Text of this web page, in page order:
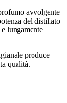
avvolgente
del distillato
lungamente
produce
qualità.